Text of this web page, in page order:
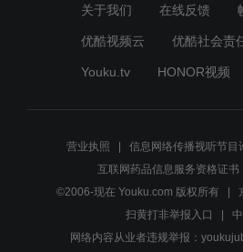
关于我们 在线反馈
优酷视频云 优酷社会责
Youku.tv HONOR视频
营业执照 信息网络传播视听节
互联网药品信息服务资格证
©2006-现在 Youku.com 版权所有
扫黄打非举报入口
网络内容从业者违规举报：